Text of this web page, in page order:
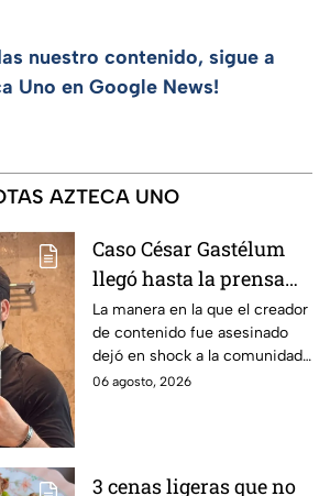
nuestro contenido, sigue a
Uno en Google News!
AZTECA UNO
Caso César Gastélum
llegó hasta la prensa
extranjera: qué se dice
sobre el influencer en
otros países
La manera en la que el creador
de contenido fue asesinado
dejó en shock a la comunidad
de Internet, especialmente por
06 agosto, 2026
3 cenas ligeras que no